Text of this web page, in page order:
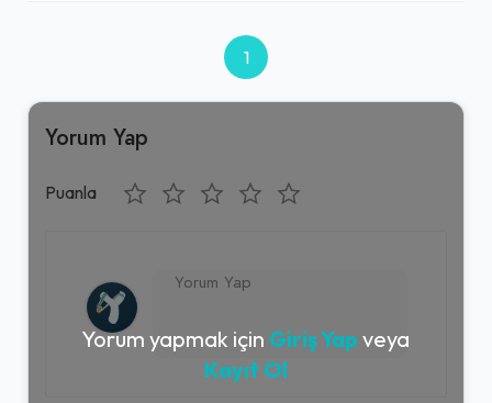
1
Yorum Yap
Puanla
Yorum yapmak için Giriş Yap veya
Kayıt Ol